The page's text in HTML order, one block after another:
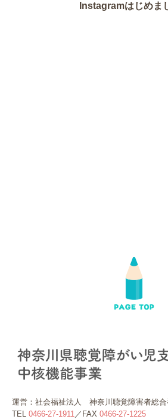
Instagramはじめま
運営：社会福祉法人 神奈川聴覚障害者総合
TEL 0466-27-1911／FAX 0466-27-1225